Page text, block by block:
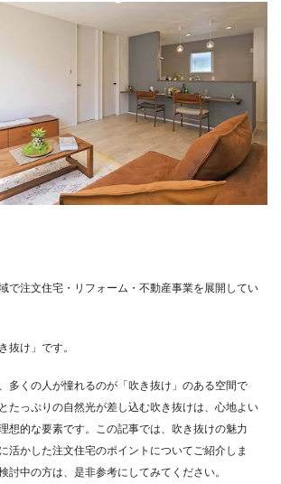
で注文住宅・リフォーム・不動産事業を展開してい
抜け」です。
多くの人が憧れるのが「吹き抜け」のある空間で
たっぷりの自然光が差し込む吹き抜けは、心地よい
想的な要素です。この記事では、吹き抜けの魅力
活かした注文住宅のポイントについてご紹介しま
討中の方は、是非参考にしてみてください。